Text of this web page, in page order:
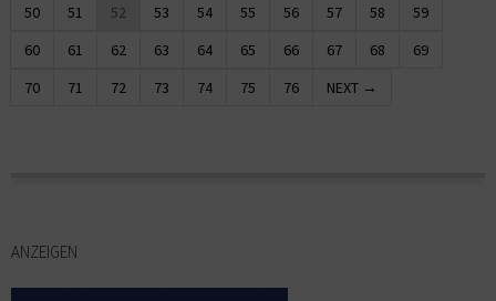
50
51 52 53 54 55 56 57 58
59
60
61 62 63 64 65 66 67 68
69
70
71 72 73 74 75 76 NEXT →
ANZEIGEN